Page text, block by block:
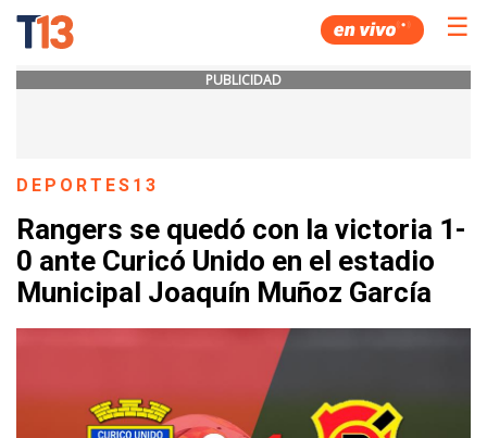
☰
PUBLICIDAD
DEPORTES13
Rangers se quedó con la victoria 1-
0 ante Curicó Unido en el estadio
Municipal Joaquín Muñoz García